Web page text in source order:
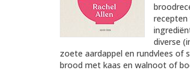
recepten
diverse
zoete aardappel en rundvlees of
brood met kaas en walnoot of